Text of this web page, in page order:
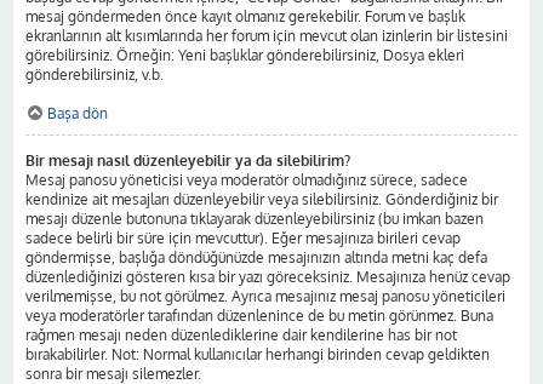
mesaj göndermeden önce kayıt olmanız gerekebilir. Forum ve başlık
ekranlarının alt kısımlarında her forum için mevcut olan izinlerin bir listesini
görebilirsiniz. Örneğin: Yeni başlıklar gönderebilirsiniz, Dosya ekleri
gönderebilirsiniz, v.b.
Başa dön
Bir mesajı nasıl düzenleyebilir ya da silebilirim?
Mesaj panosu yöneticisi veya moderatör olmadığınız sürece, sadece
kendinize ait mesajları düzenleyebilir veya silebilirsiniz. Gönderdiğiniz bir
mesajı düzenle butonuna tıklayarak düzenleyebilirsiniz (bu imkan bazen
sadece belirli bir süre için mevcuttur). Eğer mesajınıza birileri cevap
göndermişse, başlığa döndüğünüzde mesajınızın altında metni kaç defa
düzenlediğinizi gösteren kısa bir yazı göreceksiniz. Mesajınıza henüz cevap
verilmemişse, bu not görülmez. Ayrıca mesajınız mesaj panosu yöneticileri
veya moderatörler tarafından düzenlenince de bu metin görünmez. Buna
rağmen mesajı neden düzenlediklerine dair kendilerine has bir not
bırakabilirler. Not: Normal kullanıcılar herhangi birinden cevap geldikten
sonra bir mesajı silemezler.